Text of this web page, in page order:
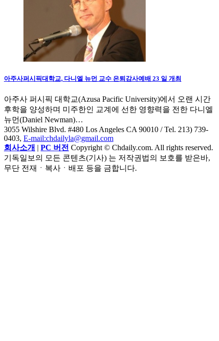
아주사퍼시픽대학교, 다니엘 뉴먼 교수 은퇴감사예배 23 일 개최
아주사 퍼시픽 대학교(Azusa Pacific University)에서 오랜 시간
후학을 양성하며 미주한인 교계에 선한 영향력을 전한 다니엘
뉴먼(Daniel Newman)…
3055 Wilshire Blvd. #480 Los Angeles CA 90010 / Tel. 213) 739-
0403, E-mail:chdailyla@gmail.com
회사소개 | PC 버전 Copyright © Chdaily.com. All rights reserved.
기독일보의 모든 콘텐츠(기사) 는 저작권법의 보호를 받은바,
무단 전재ㆍ복사ㆍ배포 등을 금합니다.